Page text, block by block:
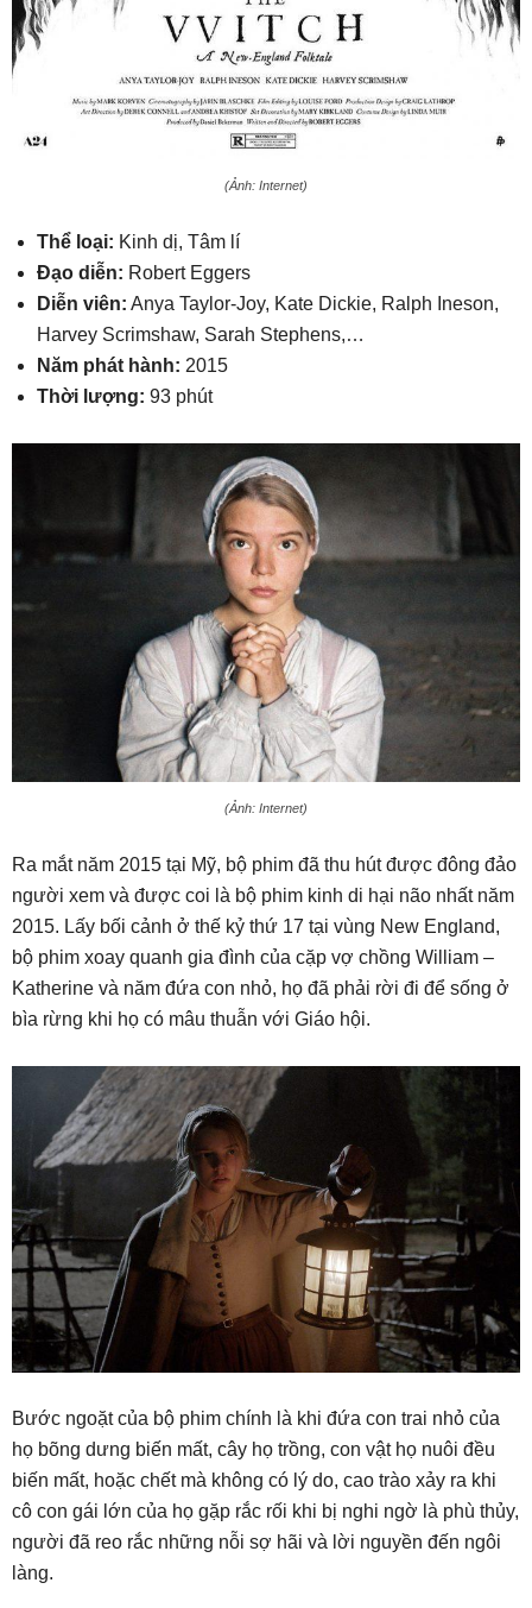
(Ảnh: Internet)
Thể loại: Kinh dị, Tâm lí
Đạo diễn: Robert Eggers
Diễn viên: Anya Taylor-Joy, Kate Dickie, Ralph Ineson,
Harvey Scrimshaw, Sarah Stephens,…
Năm phát hành: 2015
Thời lượng: 93 phút
(Ảnh: Internet)
Ra mắt năm 2015 tại Mỹ, bộ phim đã thu hút được đông đảo
người xem và được coi là bộ phim kinh di hại não nhất năm
2015. Lấy bối cảnh ở thế kỷ thứ 17 tại vùng New England,
bộ phim xoay quanh gia đình của cặp vợ chồng William –
Katherine và năm đứa con nhỏ, họ đã phải rời đi để sống ở
bìa rừng khi họ có mâu thuẫn với Giáo hội.
Bước ngoặt của bộ phim chính là khi đứa con trai nhỏ của
họ bõng dưng biến mất, cây họ trồng, con vật họ nuôi đều
biến mất, hoặc chết mà không có lý do, cao trào xảy ra khi
cô con gái lớn của họ gặp rắc rối khi bị nghi ngờ là phù thủy,
người đã reo rắc những nỗi sợ hãi và lời nguyền đến ngôi
làng.